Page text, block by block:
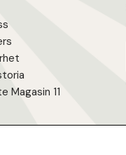
Magasin 11